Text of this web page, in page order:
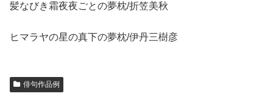
髪なびき霜夜夜ごとの夢枕/折笠美秋
ヒマラヤの星の真下の夢枕/伊丹三樹彦
俳句作品例